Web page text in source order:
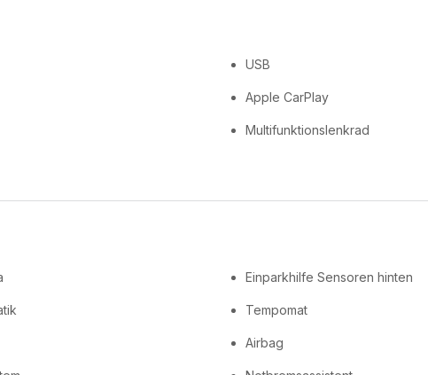
USB
Apple CarPlay
Multifunktionslenkrad
Einparkhilfe Sensoren hinten
Tempomat
Airbag